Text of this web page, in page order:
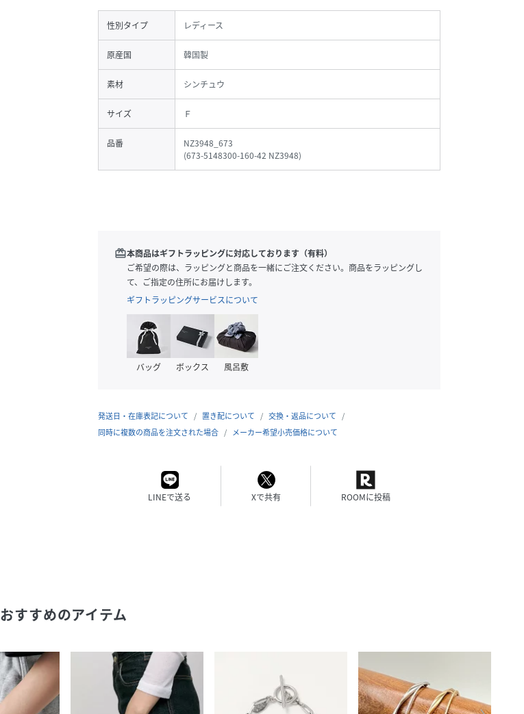
性別タイプ レディース
原産国 韓国製
素材 シンチュウ
サイズ Ｆ
品番
NZ3948_673
(673-5148300-160-42 NZ3948)
redeem本商品はギフトラッピングに対応しております（有料）
ご希望の際は、ラッピングと商品を一緒にご注文ください。商品をラッピングし
て、ご指定の住所にお届けします。
ギフトラッピングサービスについて
バッグ ボックス 風呂敷
発送日・在庫表記について 置き配について
交換・返品について
同時に複数の商品を注文された場合
メーカー希望小売価格について
LINEで送る Xで共有 ROOMに投稿
おすすめのアイテム